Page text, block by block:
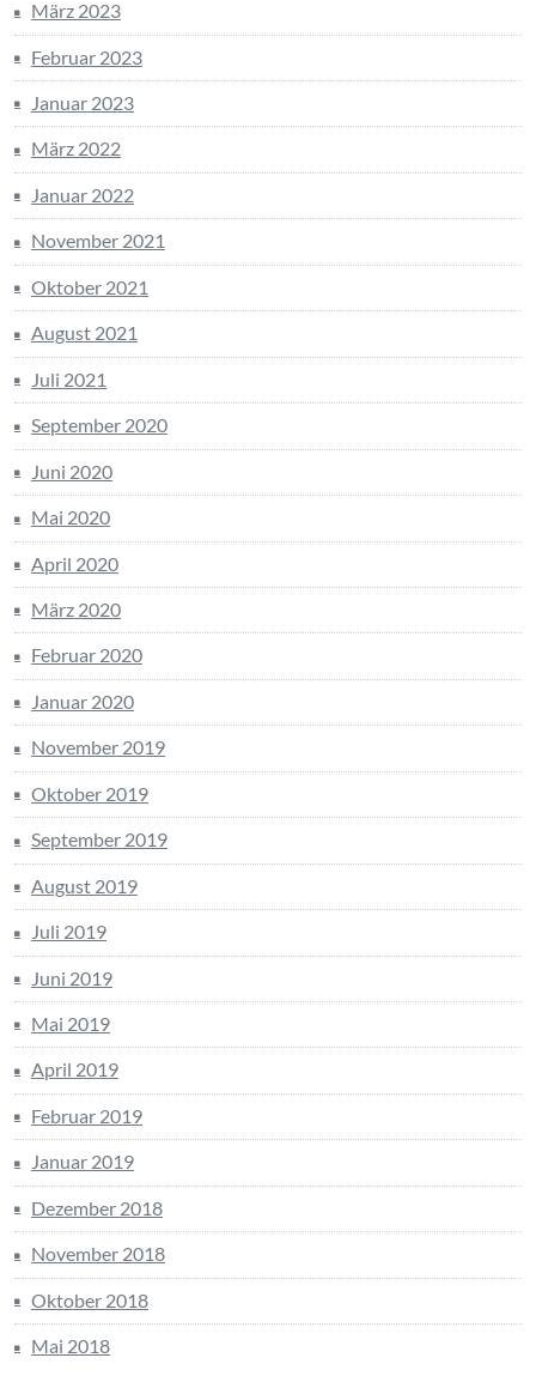
März 2023
Februar 2023
Januar 2023
März 2022
Januar 2022
November 2021
Oktober 2021
August 2021
Juli 2021
September 2020
Juni 2020
Mai 2020
April 2020
März 2020
Februar 2020
Januar 2020
November 2019
Oktober 2019
September 2019
August 2019
Juli 2019
Juni 2019
Mai 2019
April 2019
Februar 2019
Januar 2019
Dezember 2018
November 2018
Oktober 2018
Mai 2018